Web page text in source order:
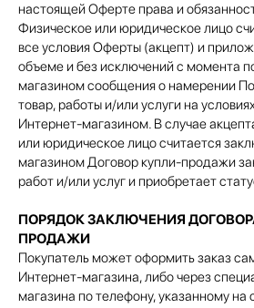
настоящей Оферте права и
Физическое или юридическое лицо
все условия Оферты (акцепт) и
объеме и без исключений с момента
магазином сообщения о намерении
товар, работы и/или услуги на
Интернет-магазином. В случае
или юридическое лицо считается
магазином Договор купли-продажи
работ и/или услуг и приобретает
ПОРЯДОК ЗАКЛЮЧЕНИЯ
ПРОДАЖИ
Покупатель может оформить заказ
Интернет-магазина, либо через
магазина по телефону, указанному на